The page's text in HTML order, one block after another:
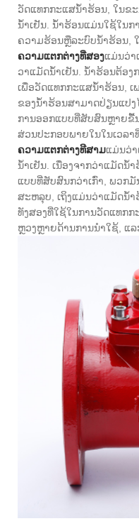
ວັດແທກກະແສນໍ້າຮ້ອນ, ໃນຂ
ນໍ້າເຢັນ. ນ້ໍາຮ້ອນແມ່ນໃຊ້ໃນ
ຄວາມຮ້ອນຫຼືລະບົບນ້ໍາຮ້ອນ,
ຄວາມແຕກຕ່າງທີ່ສອງແມ່ນວ່
ວາແມັດນ້ໍາເຢັນ. ນ້ໍາຮ້ອນຕ້ອ
ເພື່ອວັດແທກກະແສນໍ້າຮ້ອນ,
ຂອງນ້ໍາຮ້ອນສາມາດປ່ຽນແປງ
ການອອກແບບທີ່ສັບສົນຫຼາຍຂື້
ສ່ວນປະກອບພາຍໃນໃນເວລ
ຄວາມແຕກຕ່າງທີສາມແມ່ນວ່
ນ້ໍາເຢັນ. ເນື່ອງຈາກວ່າແມັດນ້ໍ
ແບບທີ່ສັບສົນກວ່າເກົ່າ, ພວກມັ
ສະຫລຸບ, ເຖິງແມ່ນວ່າແມັດນ້ໍ
ທັງສອງທີ່ໃຊ້ໃນການວັດແທກ
ຫຼວງຫຼາຍດ້ານການນໍາໃຊ້, ແລ